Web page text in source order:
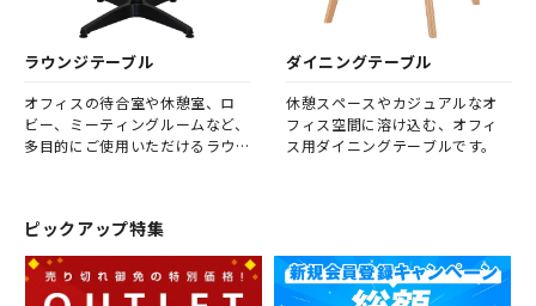
ラウンジテーブル
オフィスの待合室や休憩室、ロ
ビー、ミーティングルームなど、
多目的にご使用いただけるラウ
ダイニングテーブル
休憩スペースやカジュアルなオ
フィス空間に溶け込む、オフィ
ス用ダイニングテーブルです。
ピックアップ特集